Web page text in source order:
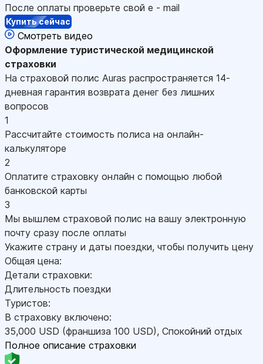
После оплаты проверьте свой e - mail
Купить сейчас
Смотреть видео
Оформление туристической медицинской
страховки
На страховой полис Auras распространяется 14-
дневная гарантия возврата денег без лишних
вопросов
1
Рассчитайте стоимость полиса на онлайн-
калькуляторе
2
Оплатите страховку онлайн с помощью любой
банковской карты
3
Мы вышлем страховой полис на вашу электронную
почту сразу после оплаты
Укажите страну и даты поездки, чтобы получить цену
Общая цена:
Детали страховки:
Длительность поездки
Туристов:
В страховку включено:
35,000 USD (франшиза 100 USD), Спокойний отдых
Полное описание страховки